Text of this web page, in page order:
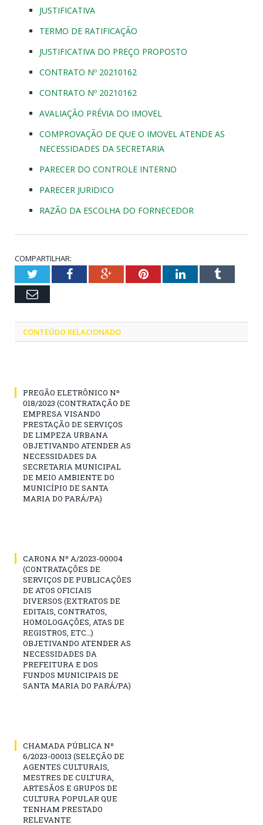
JUSTIFICATIVA
TERMO DE RATIFICAÇÃO
JUSTIFICATIVA DO PREÇO PROPOSTO
CONTRATO Nº 20210162
CONTRATO Nº 20210162
AVALIAÇÃO PRÉVIA DO IMOVEL
COMPROVAÇÃO DE QUE O IMOVEL ATENDE AS
NECESSIDADES DA SECRETARIA
PARECER DO CONTROLE INTERNO
PARECER JURIDICO
RAZÃO DA ESCOLHA DO FORNECEDOR
COMPARTILHAR:
TwitterFacebookGoogle+PinterestLinkedInTumblr
Email
CONTEÚDO RELACIONADO
PREGÃO ELETRÔNICO Nº
018/2023 (CONTRATAÇÃO DE
EMPRESA VISANDO
PRESTAÇÃO DE SERVIÇOS
DE LIMPEZA URBANA
OBJETIVANDO ATENDER AS
NECESSIDADES DA
SECRETARIA MUNICIPAL
DE MEIO AMBIENTE DO
MUNICÍPIO DE SANTA
MARIA DO PARÁ/PA)
CARONA Nº A/2023-00004
(CONTRATAÇÕES DE
SERVIÇOS DE PUBLICAÇÕES
DE ATOS OFICIAIS
DIVERSOS (EXTRATOS DE
EDITAIS, CONTRATOS,
HOMOLOGAÇÕES, ATAS DE
REGISTROS, ETC…)
OBJETIVANDO ATENDER AS
NECESSIDADES DA
PREFEITURA E DOS
FUNDOS MUNICIPAIS DE
SANTA MARIA DO PARÁ/PA)
CHAMADA PÚBLICA Nº
6/2023-00013 (SELEÇÃO DE
AGENTES CULTURAIS,
MESTRES DE CULTURA,
ARTESÃOS E GRUPOS DE
CULTURA POPULAR QUE
TENHAM PRESTADO
RELEVANTE